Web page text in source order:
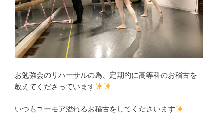
お勉強会のリハーサルの為、定期的に高等科のお稽古を
教えてくださっています
いつもユーモア溢れるお稽古をしてくださいます